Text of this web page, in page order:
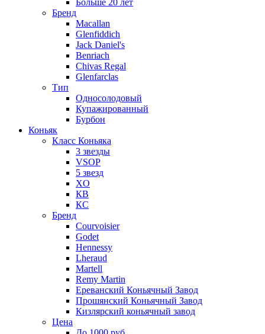
Бренд
Macallan
Glenfiddich
Jack Daniel's
Benriach
Chivas Regal
Glenfarclas
Тип
Односолодовый
Купажированный
Бурбон
Коньяк
Класс Коньяка
3 звезды
VSOP
5 звезд
XO
КВ
КС
Бренд
Courvoisier
Godet
Hennessy
Lheraud
Martell
Remy Martin
Ереванский Коньячный Завод
Прошянский Коньячный Завод
Кизлярский коньячный завод
Цена